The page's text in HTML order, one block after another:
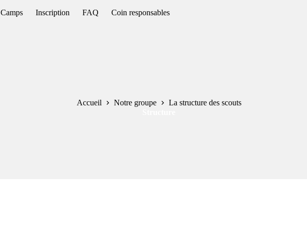
Camps Inscription FAQ Coin responsables
Accueil Notre groupe
La structure des scouts